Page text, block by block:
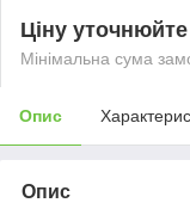
Ціну уточнюйте
Мінімальна сума
Опис
Опис